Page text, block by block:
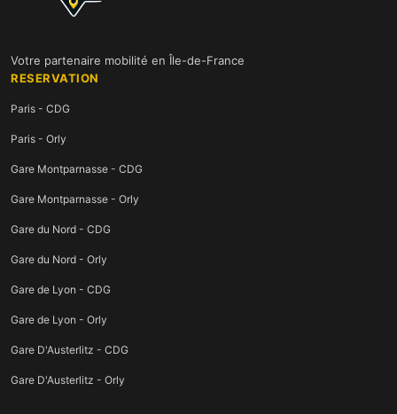
Votre partenaire mobilité en Île-de-France
RESERVATION
Paris - CDG
Paris - Orly
Gare Montparnasse - CDG
Gare Montparnasse - Orly
Gare du Nord - CDG
Gare du Nord - Orly
Gare de Lyon - CDG
Gare de Lyon - Orly
Gare D'Austerlitz - CDG
Gare D'Austerlitz - Orly